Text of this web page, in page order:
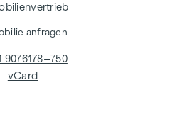
anfragen
9076178–750
vCard